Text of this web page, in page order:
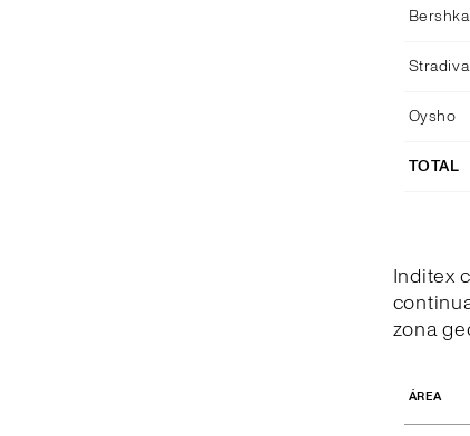
Bershka
Oysho
TOTAL
Inditex
zona
ÁREA